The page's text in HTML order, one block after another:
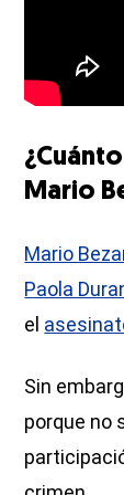
Mario
Mario
Paola
el
Sin
porque no